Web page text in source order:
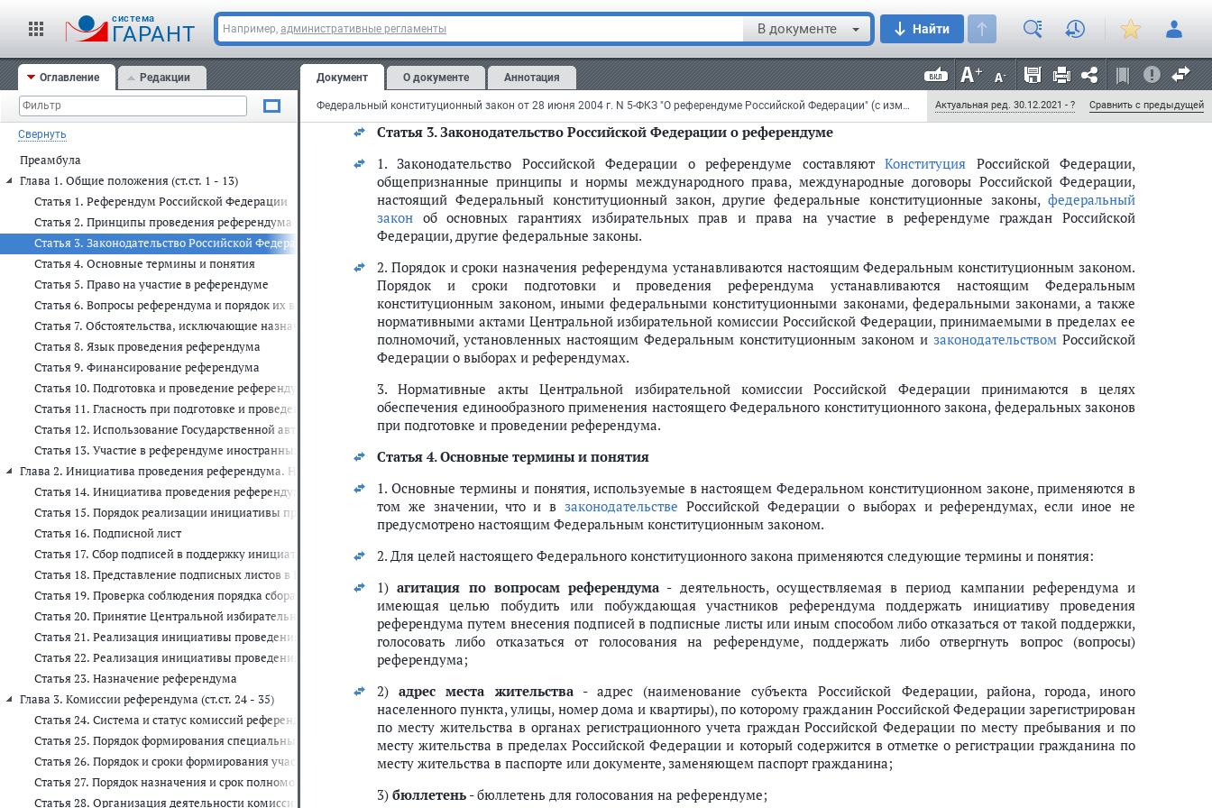
cистема
ГАРАНТ Например, административные регламенты В документе Найти
Оглавление Редакции
Свернуть
Преамбула
Глава 1. Общие положения (ст.ст. 1 - 13)
Статья 1. Референдум Российской Федерации
Статья 2. Принципы проведения референдума
Статья 3. Законодательство Российской Федерации о референдуме
Статья 4. Основные термины и понятия
Статья 5. Право на участие в референдуме
Статья 6. Вопросы референдума и порядок их вынесения на референдум
Статья 7. Обстоятельства, исключающие назначение и проведение референдума
Статья 8. Язык проведения референдума
Статья 9. Финансирование референдума
Статья 10. Подготовка и проведение референдума комиссиями референдума
Статья 11. Гласность при подготовке и проведении референдума
Статья 12. Использование Государственной автоматизированной системы Российской Федерации "Выборы"
Статья 13. Участие в референдуме иностранных граждан, лиц без гражданства, иностранных юридических лиц, международных организаций и международных общественных движений
Глава 2. Инициатива проведения референдума. Назначение референдума (ст.ст. 14 - 23)
Статья 14. Инициатива проведения референдума
Статья 15. Порядок реализации инициативы проведения референдума, принадлежащей гражданам Российской Федерации
Статья 16. Подписной лист
Статья 17. Сбор подписей в поддержку инициативы проведения референдума
Статья 18. Представление подписных листов в Центральную избирательную комиссию Российской Федерации
Статья 19. Проверка соблюдения порядка сбора подписей в поддержку инициативы проведения референдума, оформления подписных листов и достоверности сведений, содержащихся в подписных листах
Статья 20. Принятие Центральной избирательной комиссией Российской Федерации решения о результатах выдвижения инициативы проведения референдума
Статья 21. Реализация инициативы проведения всенародного голосования по проекту новой Конституции Российской Федерации
Статья 22. Реализация инициативы проведения референдума в соответствии с международным договором Российской Федерации
Статья 23. Назначение референдума
Глава 3. Комиссии референдума (ст.ст. 24 - 35)
Статья 24. Система и статус комиссий референдума
Статья 25. Порядок формирования специальных территориальных комиссий
Статья 26. Порядок и сроки формирования участковых комиссий
Статья 27. Порядок назначения и срок полномочий членов комиссий референдума с правом совещательного голоса
Статья 28. Организация деятельности комиссий референдума
Документ О документе Аннотация
Федеральный конституционный закон от 28 июня 2004 г. N 5-ФКЗ "О референдуме Российской Федерации" (с изменениями и дополнениями) Актуальная ред. 30.12.2021 - ? Сравнить с предыдущей
неучастию в референдуме, в выдвижении инициативы проведения референдума, в подготовке и проведении
референдума, а также препятствовать его свободному волеизъявлению.
6. Голосование на референдуме (далее - голосование) является тайным, исключающим возможность какого-либо
контроля за волеизъявлением гражданина Российской Федерации, в том числе наблюдения за заполнением
участником референдума бюллетеня для голосования на референдуме в месте для тайного голосования.
Статья 3.Законодательство Российской Федерации о референдуме
1. Законодательство Российской Федерации о референдуме составляютКонституция Российской Федерации,
общепризнанные принципы и нормы международного права, международные договоры Российской Федерации,
настоящий Федеральный конституционный закон, другие федеральные конституционные законы, федеральный
закон об основных гарантиях избирательных прав и права на участие в референдуме граждан Российской
Федерации, другие федеральные законы.
2. Порядок и сроки назначения референдума устанавливаются настоящим Федеральным конституционным законом.
Порядок и сроки подготовки и проведения референдума устанавливаются настоящим Федеральным
конституционным законом, иными федеральными конституционными законами, федеральными законами, а также
нормативными актами Центральной избирательной комиссии Российской Федерации, принимаемыми в пределах ее
полномочий, установленных настоящим Федеральным конституционным законом и законодательством Российской
Федерации о выборах и референдумах.
3. Нормативные акты Центральной избирательной комиссии Российской Федерации принимаются в целях
обеспечения единообразного применения настоящего Федерального конституционного закона, федеральных законов
при подготовке и проведении референдума.
Статья 4.Основные термины и понятия
1. Основные термины и понятия, используемые в настоящем Федеральном конституционном законе, применяются в
том же значении, что и взаконодательстве Российской Федерации о выборах и референдумах, если иное не
предусмотрено настоящим Федеральным конституционным законом.
2. Для целей настоящего Федерального конституционного закона применяются следующие термины и понятия:
1)агитация по вопросам референдума- деятельность, осуществляемая в период кампании референдума и
имеющая целью побудить или побуждающая участников референдума поддержать инициативу проведения
референдума путем внесения подписей в подписные листы или иным способом либо отказаться от такой поддержки,
голосовать либо отказаться от голосования на референдуме, поддержать либо отвергнуть вопрос (вопросы)
референдума;
2)адрес места жительства- адрес (наименование субъекта Российской Федерации, района, города, иного
населенного пункта, улицы, номер дома и квартиры), по которому гражданин Российской Федерации зарегистрирован
по месту жительства в органах регистрационного учета граждан Российской Федерации по месту пребывания и по
месту жительства в пределах Российской Федерации и который содержится в отметке о регистрации гражданина по
месту жительства в паспорте или документе, заменяющем паспорт гражданина;
3) бюллетень - бюллетень для голосования на референдуме;